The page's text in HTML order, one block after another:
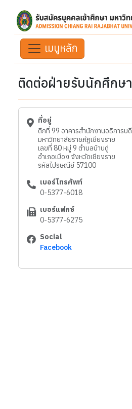
เมนูหลัก
ติดต่อฝ่ายรับนักศึกษา
ที่อยู่
ตึกที่ 99 อาคารสำนักงานอธิการบดี
มหาวิทยาลัยราชภัฏเชียงราย
เลขที่ 80 หมู่ 9 ตำบลบ้านดู่
อำเภอเมือง จังหวัดเชียงราย
รหัสไปรษณีย์ 57100
เบอร์โทรศัพท์
0-5377-6018
เบอร์แฟกซ์
0-5377-6275
Social
Facebook